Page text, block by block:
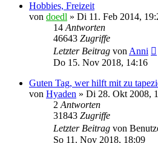
Hobbies, Freizeit
von doedl » Di 11. Feb 2014,
14 Antworten
46643 Zugriffe
Letzter Beitrag von Anni
Do 15. Nov 2018, 14:16
Guten Tag, wer hilft mit zu
von Hyaden » Di 28. Okt 2008,
2 Antworten
31843 Zugriffe
Letzter Beitrag von
So 11. Nov 2018, 18:09